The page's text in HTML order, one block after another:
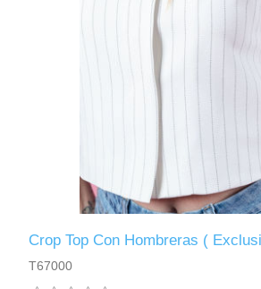
Crop Top Con Hombreras (
T67000